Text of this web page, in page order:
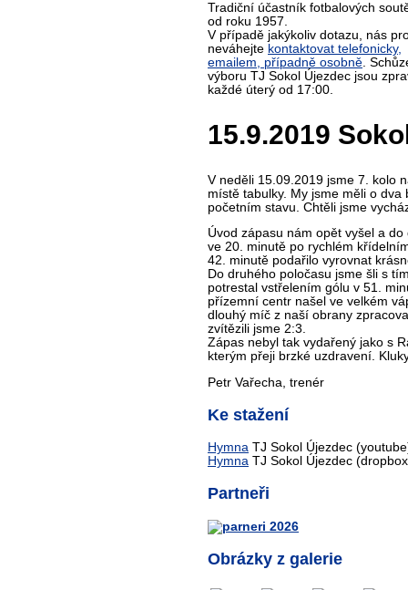
Tradiční účastník fotbalových
od roku 1957.
V případě jakýkoliv dotazu, nás
neváhejte kontaktovat telefonicky,
emailem, případně osobně.
výboru TJ Sokol Újezdec jsou
každé úterý od 17:00.
15.9.2019
V neděli 15.09.2019 jsme 7. kolo
místě tabulky. My jsme měli o
početním stavu. Chtěli jsme
Úvod zápasu nám opět vyšel a
ve 20. minutě po rychlém
42. minutě podařilo vyrovnat
Do druhého poločasu jsme šli s
potrestal vstřelením gólu v 51.
přízemní centr našel ve velkém
dlouhý míč z naší obrany
zvítězili jsme 2:3.
Zápas nebyl tak vydařený jako s
kterým přeji brzké uzdravení.
Petr Vařecha, trenér
Ke stažení
Hymna TJ Sokol Újezdec
Hymna TJ Sokol Újezdec
Partneři
Obrázky z galerie